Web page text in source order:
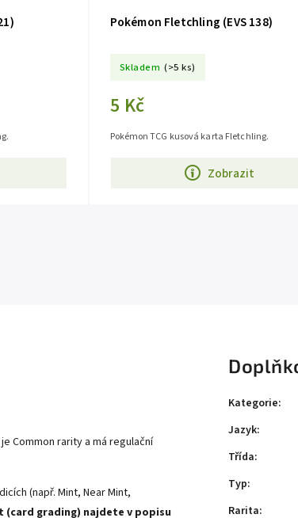
Pokémon Fletchling (EVS 138)
Skladem (>5 ks)
5 Kč
Zobrazit
Pokémon TCG kusová karta Fletchling.
Common rarity a má regulační
(např. Mint, Near Mint,
grading) najdete v popisu
Kategorie:
Jazyk:
Třída:
Typ:
Rarita: